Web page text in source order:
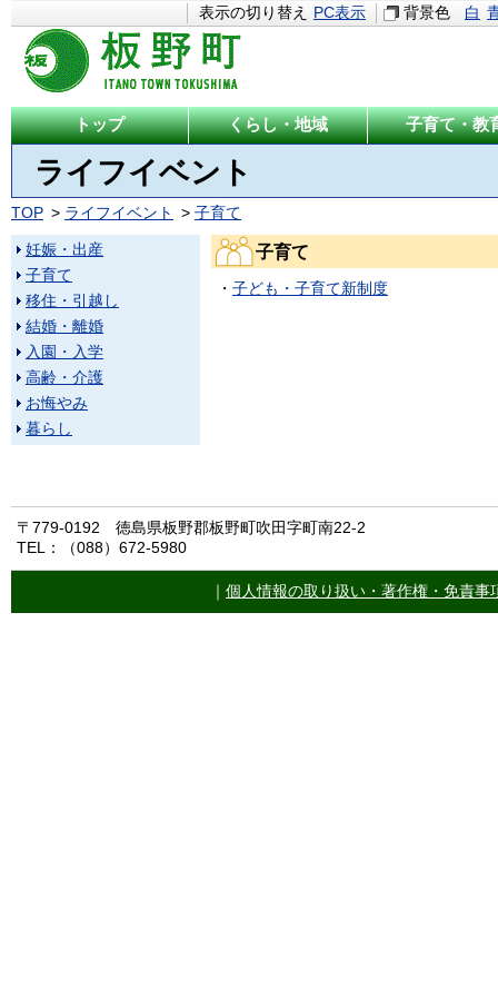
表示の切り替え PC表示 背景色 白
トップ くらし・地域 子育て・教
ライフイベント
TOP ライフイベント 子育て
子育て
・ 子ども・子育て新制度
妊娠・出産
子育て
移住・引越し
結婚・離婚
入園・入学
高齢・介護
お悔やみ
暮らし
〒779-0192 徳島県板野郡板野町吹田字町南22-2
TEL：（088）672-5980
個人情報の取り扱い・著作権・免責事